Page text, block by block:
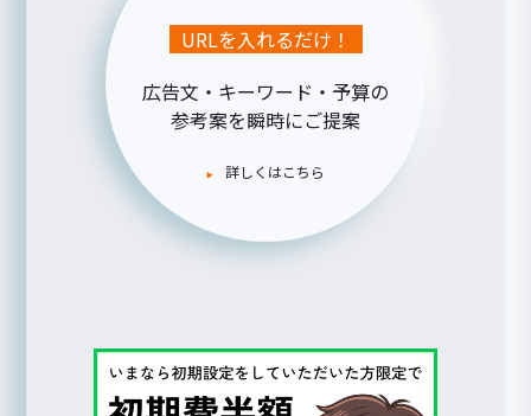
URLを入れるだけ！
広告文・キーワード・予算の
参考案を瞬時にご提案
詳しくはこちら